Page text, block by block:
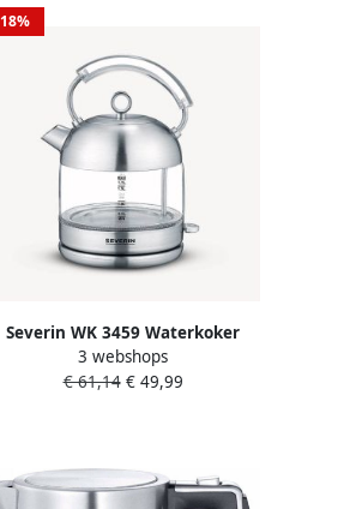
18%
Severin WK 3459 Waterkoker
Transparant
3 webshops
€ 61,14€ 49,99